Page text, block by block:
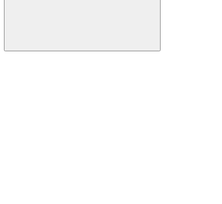
Buscar